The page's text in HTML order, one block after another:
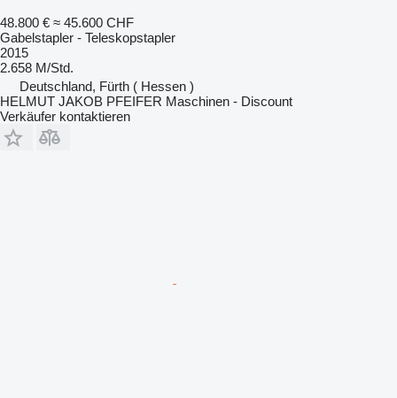
48.800 € ≈ 45.600 CHF
Gabelstapler - Teleskopstapler
2015
2.658 M/Std.
Deutschland, Fürth ( Hessen )
HELMUT JAKOB PFEIFER Maschinen - Discount
Verkäufer kontaktieren